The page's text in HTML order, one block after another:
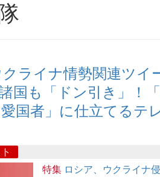
クライナ情勢関連ツ
国も「ドン引き」！
国者」に仕立てるテ
特集 ロシア、ウクライナ